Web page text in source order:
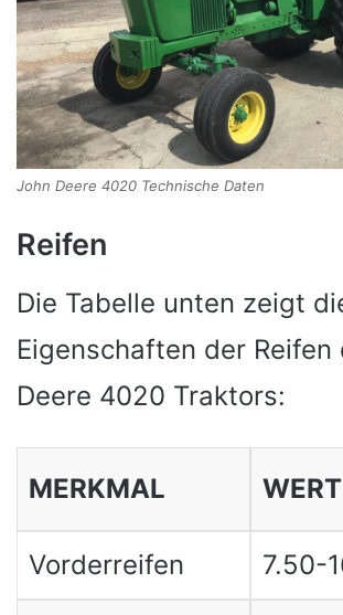
John Deere 4020 Technische Daten
Reifen
Die Tabelle unten zeigt
Eigenschaften der Reifen
Deere 4020 Traktors:
MERKMAL WERT
Vorderreifen 7.50-